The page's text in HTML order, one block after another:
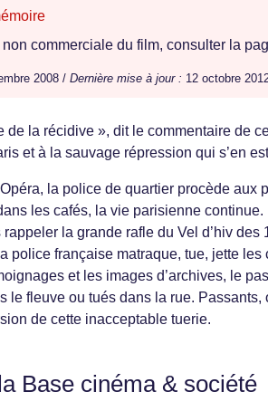
commerciale du film, consulter la
2008 / Dernière mise à jour : 12 octobre
de la récidive », dit le commentaire de
et à la sauvage répression qui s’en
la police de quartier procède aux
les cafés, la vie parisienne
rappeler la grande rafle du Vel d’hiv
police française matraque, tue, jette
et les images d’archives, le
le fleuve ou tués dans la rue.
de cette inacceptable tuerie.
Base cinéma & société